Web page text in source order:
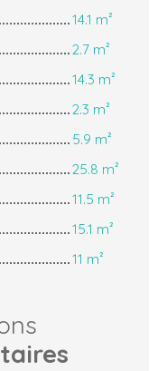
14.1 m²
2.7 m²
14.3 m²
2.3 m²
5.9 m²
25.8 m²
11.5 m²
15.1 m²
11 m²